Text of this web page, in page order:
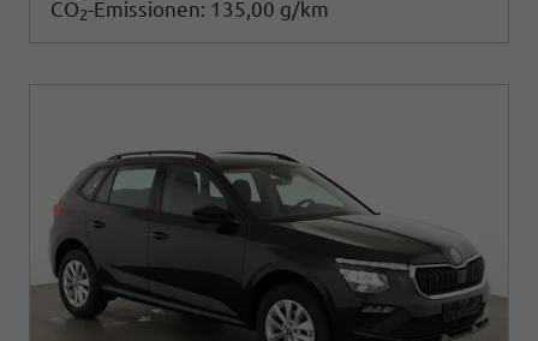
CO2-Emissionen: 135,00 g/km